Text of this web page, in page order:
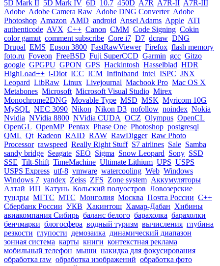
5D Mark II 5D Mark IV 6D 10.7 450D A7R A7R-II A7R-III
Adobe Adobe Camera Raw Adobe DNG Converter Adobe
Photoshop Amazon AMD android Ansel Adams Apple ATI
authenticode AVX C++ Canon CMM Code Signing Cokin
color gamut comment subscribe Core i7 D7 dcraw DNG
Drupal EMS Epson 3800 FastRawViewer Firefox flash memory
foto.ru Foveon FreeBSD Fuji SuperCCD Garmin gcc Gitzo
google GPGPU GPON GPS Hackintosh Hasselblad HDR
HighLoad++ i-Diot ICC ICM Infiniband intel ISPC JNX
Leopard LibRaw Linux Livejournal Macbook Pro Mac OS X
Metabones Microsoft Microsoft Visual Studio Mirex
Monochrome2DNG Movable Type MSD MSK Myricom 10G
MySQL NEC 3090 Nikon Nikon D3 nofollow noindex Nokia
Nvidia NVidia 8800 NVidia CUDA OCZ Olympus OpenCL
OpenGL OpenMP Pentax Phase One Photoshop postgresql
QML Qt Radeon RAID RAW RawDigger Raw Photo
Processor rawspeed Really Right Stuff S7 airlines Sale Samba
sandy bridge Seagate SEO Sigma Snow Leopard Sony SSD
SSE Tilt-Shift TimeMachine Ultimate Lithium UPS USPS
USPS Express utf-8 vmware watercooling Web Windows
Windows 7 yandex Zeiss ZFS Zone system Аккумуляторы
Алтай ИП Катунь Кольский полуостров Ловозерские
тундры МГТС МТС Монголия Москва Почта России С++
Сбербанк России УКВ Хакинтош Хамар-Дабан Хибины
авиакомпания Сибирь баланс белого барахолка барахолки
бенчмарки блогосфера водный туризм вычисления глубина
резкости глупости демозаика динамический диапазон
зонная система карты книги контекстная реклама
мобильный телефон мыши накидка для фокусирования
обработка raw обработка изображений обработка фото